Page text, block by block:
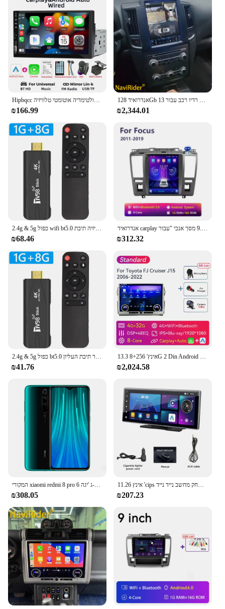
Hipbqcc רדיו 7 אינץ 'רדיו רכב אנדרואיד מולטימדיה אוטומטי טלוויזיה Bluetooth מראה-קישור 1 din מסך מגע hd מסך מסך מגע hd hd usb
₪166.99
אנדרואיד 128Gb 13 רדיו רכב עבור Nissan maxima 2009 2010 2011 2012 אודיו אוטומטי נגן מולטימדיה סטריאו לרכב
₪2,344.01
2.4g & 5g כפול wifi bt5.0 וידאו להגדיר העליון טלוויזיה תיבת allwinner hd 4k 2k שלט רחוק קול
₪68.46
אנדרואיד carplay אלחוטית 14 9.7 מסך אנכי "עבור Nissan tidida להפך 2004 - 2013 רכב סטריאו נגן מולטימדיה אוטומטי סטריאו
₪312.32
2.4g & 5g כפול bt5.0 נגן מדיה להגדיר תיבת העליון allwinner hd 4K אנדרואיד מרובעת ליבה 12.1 אנדרואיד מרובעת
₪41.76
13.3 אינץ' 8+256G 2 Din Android רדיו סטריאו לרכב לטויוטה FJ Cruiser J15 2006-2022 נגן מולטימדיה ניווט GPS Bluetooth Carplay אוטומטי עם מסך בקרת מיזוג אוויר
₪2,024.58
המקורי xiaomi redmi 8 pro 6 ג 'יגה-b/128 ג' יגה-b 4g טלפון סלולרי טלפון נייד mobil טלפון נייד SIM כפול
₪308.05
11.26 אינץ 'cips מסך מגע משחק מולטימדיה נגן וידאו מולטימדיה נייד משחק מחשב נייד נייד MP3 עבור אפל או אנדרואיד
₪207.23